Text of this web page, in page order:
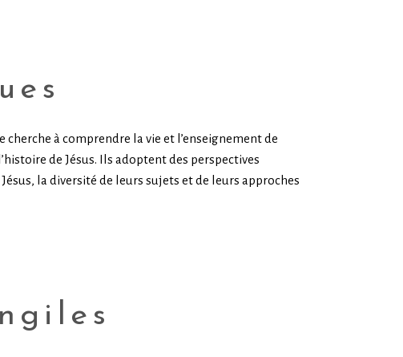
à comprendre la vie et l’enseignement de
de Jésus. Ils adoptent des perspectives
la diversité de leurs sujets et de leurs approches